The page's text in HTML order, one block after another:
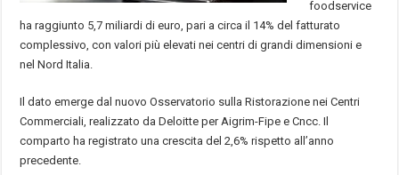
foodservice
ha raggiunto 5,7 miliardi di euro, pari a circa il 14% del fatturato
complessivo, con valori più elevati nei centri di grandi dimensioni e
nel Nord Italia.
Il dato emerge dal nuovo Osservatorio sulla Ristorazione nei Centri
Commerciali, realizzato da Deloitte per Aigrim-Fipe e Cncc. Il
comparto ha registrato una crescita del 2,6% rispetto all’anno
precedente.